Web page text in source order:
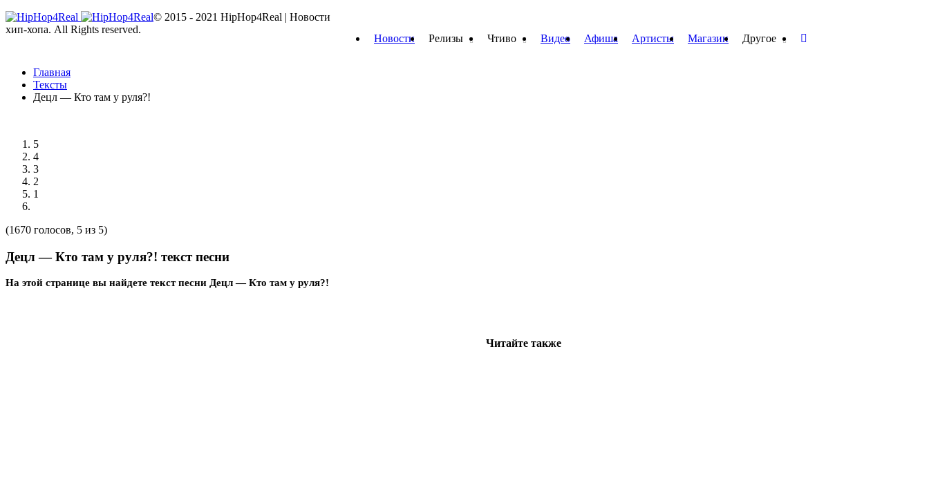
Новости Релизы Чтиво Видео Афиша Артисты Магазин Другое
Главная
Тексты
Децл — Кто там у руля?!
5
4
3
2
1
(1670 голосов, 5 из 5)
Децл — Кто там у руля?! текст песни
На этой странице вы найдете текст песни Децл — Кто там у руля?!
Читайте также
© 2015 - 2021 HipHop4Real | Новости
хип-хопа. All Rights reserved.